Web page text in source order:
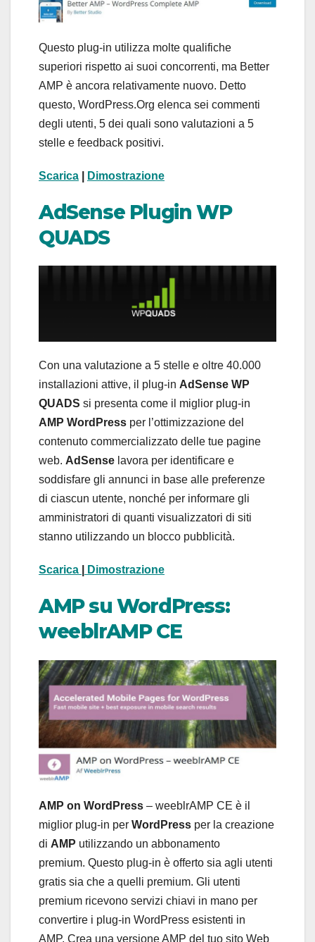
Questo plug-in utilizza molte qualifiche
superiori rispetto ai suoi concorrenti, ma Better
AMP è ancora relativamente nuovo. Detto
questo, WordPress.Org elenca sei commenti
degli utenti, 5 dei quali sono valutazioni a 5
stelle e feedback positivi.
Scarica Dimostrazione
AdSense Plugin WP
QUADS
Con una valutazione a 5 stelle e oltre 40.000
installazioni attive, il plug-in AdSense WP
QUADS si presenta come il miglior plug-in
AMP WordPress per l’ottimizzazione del
contenuto commercializzato delle tue pagine
web. AdSense lavora per identificare e
soddisfare gli annunci in base alle preferenze
di ciascun utente, nonché per informare gli
amministratori di quanti visualizzatori di siti
stanno utilizzando un blocco pubblicità.
Scarica Dimostrazione
AMP su WordPress:
weeblrAMP CE
AMP on WordPress – weeblrAMP CE è il
miglior plug-in per WordPress per la creazione
di AMP utilizzando un abbonamento
premium. Questo plug-in è offerto sia agli utenti
gratis sia che a quelli premium. Gli utenti
premium ricevono servizi chiavi in ​​mano per
convertire i plug-in WordPress esistenti in
AMP. Crea una versione AMP del tuo sito Web